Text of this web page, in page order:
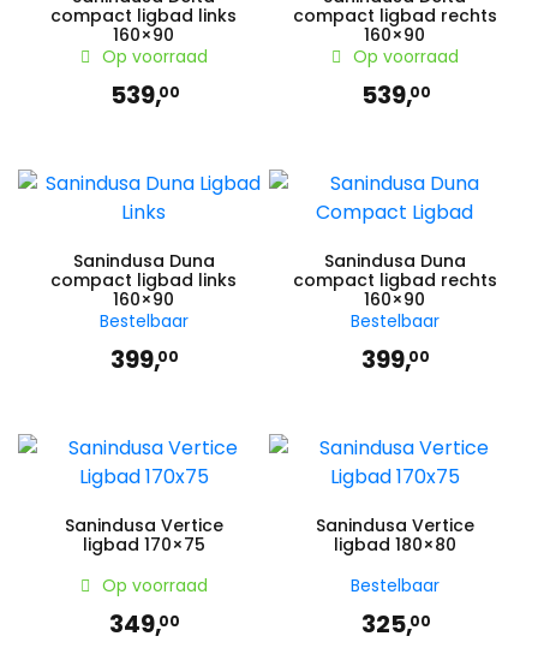
compact ligbad links
160×90
Op voorraad
539,00
compact ligbad rechts
160×90
Op voorraad
539,00
Sanindusa Duna
compact ligbad links
160×90
Bestelbaar
399,00
Sanindusa Duna
compact ligbad rechts
160×90
Bestelbaar
399,00
Sanindusa Vertice
ligbad 170×75
Op voorraad
349,00
Sanindusa Vertice
ligbad 180×80
Bestelbaar
325,00